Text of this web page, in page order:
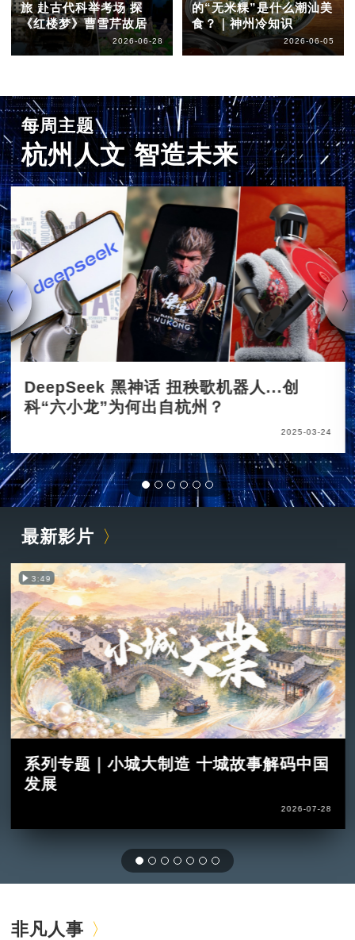
旅 赴古代科举考场 探
《红楼梦》曹雪芹故居
2026-06-28
的“无米粿”是什么潮汕美
食？｜神州冷知识
2026-06-05
每周主题
杭州人文 智造未来
DeepSeek 黑神话 扭秧歌机器人...创
科“六小龙”为何出自杭州？
2025-03-24
最新影片
3:49
系列专题｜小城大制造 十城故事解码中国
发展
2026-07-28
非凡人事